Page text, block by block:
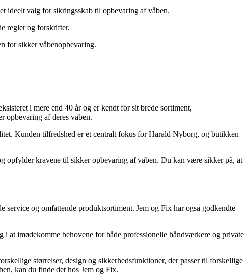
ideelt valg for sikringsskab til opbevaring af våben.
regler og forskrifter.
for sikker våbenopbevaring.
i mere end 40 år og er kendt for sit brede sortiment,
opbevaring af deres våben.
Kunden tilfredshed er et centralt fokus for Harald Nyborg, og butikken
opfylder kravene til sikker opbevaring af våben. Du kan være sikker på, at
og omfattende produktsortiment. Jem og Fix har også godkendte
at imødekomme behovene for både professionelle håndværkere og private
størrelser, design og sikkerhedsfunktioner, der passer til forskellige
kan du finde det hos Jem og Fix.